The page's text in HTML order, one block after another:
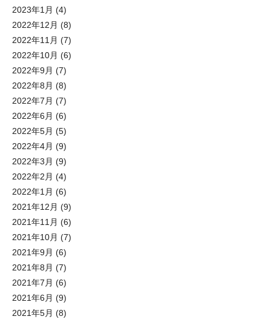
2023年1月 (4)
2022年12月 (8)
2022年11月 (7)
2022年10月 (6)
2022年9月 (7)
2022年8月 (8)
2022年7月 (7)
2022年6月 (6)
2022年5月 (5)
2022年4月 (9)
2022年3月 (9)
2022年2月 (4)
2022年1月 (6)
2021年12月 (9)
2021年11月 (6)
2021年10月 (7)
2021年9月 (6)
2021年8月 (7)
2021年7月 (6)
2021年6月 (9)
2021年5月 (8)